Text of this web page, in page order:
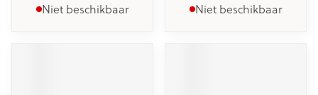
Niet beschikbaar Niet beschikbaar